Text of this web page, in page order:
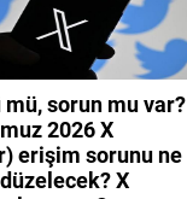
mü, sorun mu var?
2026 X
erişim sorunu ne
X